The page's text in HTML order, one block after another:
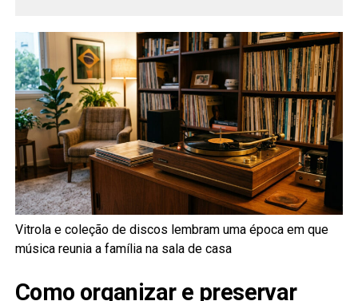
Vitrola e coleção de discos lembram uma época em que
música reunia a família na sala de casa
Como organizar e preservar